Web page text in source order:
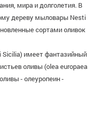
мира и долголетия. В
дереву мыловары Nesti
сортами оливок
Sicilia) имеет фантазийный
оливы (olea europaea
- олеуропеин -